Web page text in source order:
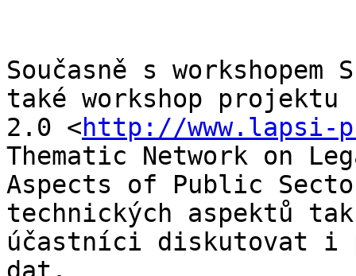
Současně s
také workshop projektu
2.0 <http://www.lapsi-
Thematic Network on
Aspects of Public
technických aspektů tak
účastníci diskutovat i